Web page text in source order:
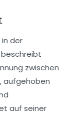
der
beschreibt
zwischen
aufgehoben
auf seiner